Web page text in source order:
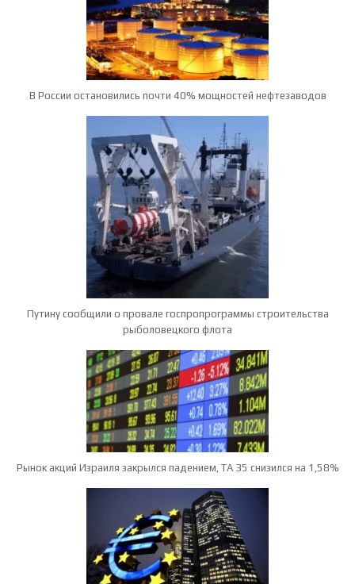
В России остановились почти 40% мощностей нефтезаводов
Путину сообщили о провале госпропрограммы строительства
рыболовецкого флота
Рынок акций Израиля закрылся падением, TA 35 снизился на 1,58%